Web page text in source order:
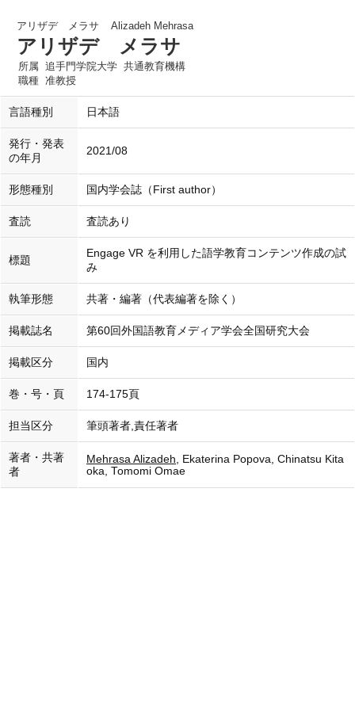
アリザデ メラサ Alizadeh Mehrasa
アリザデ メラサ
所属 追手門学院大学 共通教育機構
職種 准教授
言語種別 日本語
発行・発表
の年月
2021/08
形態種別 国内学会誌（First author）
査読 査読あり
標題
Engage VR を利用した語学教育コンテンツ作成の試
み
執筆形態 共著・編著（代表編著を除く）
掲載誌名 第60回外国語教育メディア学会全国研究大会
掲載区分 国内
巻・号・頁 174-175頁
担当区分 筆頭著者,責任著者
著者・共著
者
Mehrasa Alizadeh, Ekaterina Popova, Chinatsu Kita
oka, Tomomi Omae